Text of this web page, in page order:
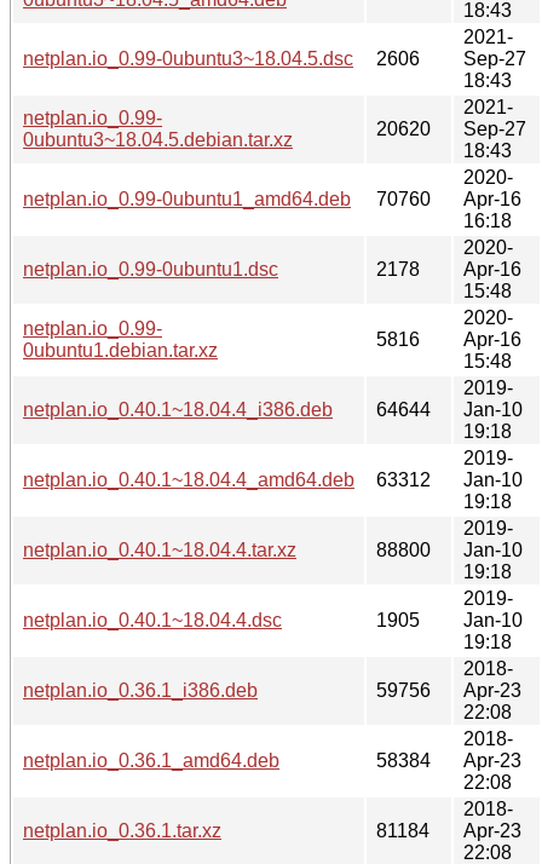
18:43
netplan.io_0.99-0ubuntu3~18.04.5.dsc 2606
2021-
Sep-27
18:43
netplan.io_0.99-
0ubuntu3~18.04.5.debian.tar.xz
20620
2021-
Sep-27
18:43
netplan.io_0.99-0ubuntu1_amd64.deb 70760
2020-
Apr-16
16:18
netplan.io_0.99-0ubuntu1.dsc 2178
2020-
Apr-16
15:48
netplan.io_0.99-
0ubuntu1.debian.tar.xz
5816
2020-
Apr-16
15:48
netplan.io_0.40.1~18.04.4_i386.deb 64644
2019-
Jan-10
19:18
netplan.io_0.40.1~18.04.4_amd64.deb 63312
2019-
Jan-10
19:18
netplan.io_0.40.1~18.04.4.tar.xz 88800
2019-
Jan-10
19:18
netplan.io_0.40.1~18.04.4.dsc 1905
2019-
Jan-10
19:18
netplan.io_0.36.1_i386.deb 59756
2018-
Apr-23
22:08
netplan.io_0.36.1_amd64.deb 58384
2018-
Apr-23
22:08
netplan.io_0.36.1.tar.xz 81184
2018-
Apr-23
22:08